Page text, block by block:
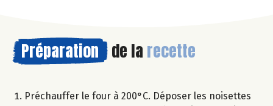
Préparation de la recette
Préchauffer le four à 200°C. Déposer les noisettes